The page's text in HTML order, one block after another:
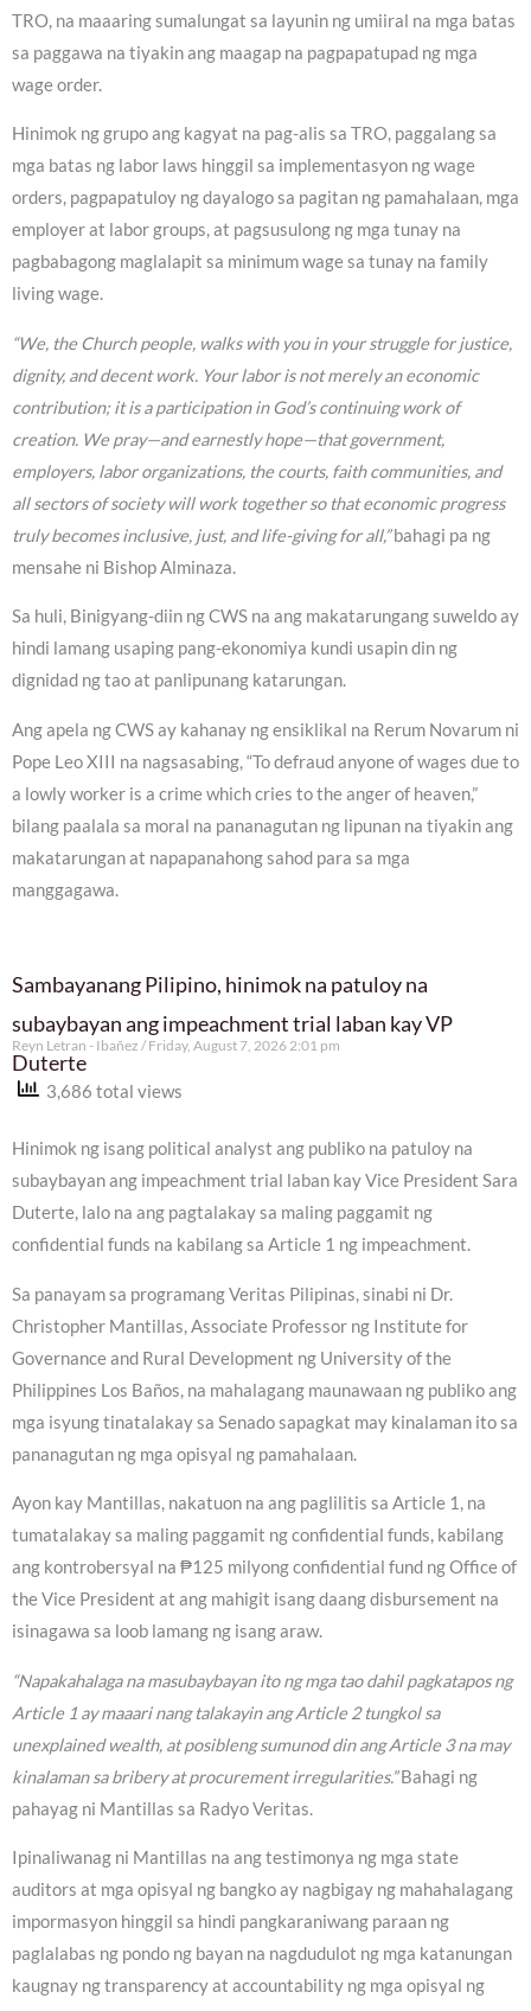
TRO, na maaaring sumalungat sa layunin ng umiiral na mga batas
sa paggawa na tiyakin ang maagap na pagpapatupad ng mga
wage order.
Hinimok ng grupo ang kagyat na pag-alis sa TRO, paggalang sa
mga batas ng labor laws hinggil sa implementasyon ng wage
orders, pagpapatuloy ng dayalogo sa pagitan ng pamahalaan, mga
employer at labor groups, at pagsusulong ng mga tunay na
pagbabagong maglalapit sa minimum wage sa tunay na family
living wage.
“We, the Church people, walks with you in your struggle for justice,
dignity, and decent work. Your labor is not merely an economic
contribution; it is a participation in God’s continuing work of
creation. We pray—and earnestly hope—that government,
employers, labor organizations, the courts, faith communities, and
all sectors of society will work together so that economic progress
truly becomes inclusive, just, and life-giving for all,”bahagi pa ng
mensahe ni Bishop Alminaza.
Sa huli, Binigyang-diin ng CWS na ang makatarungang suweldo ay
hindi lamang usaping pang-ekonomiya kundi usapin din ng
dignidad ng tao at panlipunang katarungan.
Ang apela ng CWS ay kahanay ng ensiklikal na Rerum Novarum ni
Pope Leo XIII na nagsasabing, “To defraud anyone of wages due to
a lowly worker is a crime which cries to the anger of heaven,”
bilang paalala sa moral na pananagutan ng lipunan na tiyakin ang
makatarungan at napapanahong sahod para sa mga
manggagawa.
Sambayanang Pilipino, hinimok na patuloy na
subaybayan ang impeachment trial laban kay VP
Duterte
Reyn Letran - Ibañez Friday, August 7, 2026 2:01 pm
3,686 total views
Hinimok ng isang political analyst ang publiko na patuloy na
subaybayan ang impeachment trial laban kay Vice President Sara
Duterte, lalo na ang pagtalakay sa maling paggamit ng
confidential funds na kabilang sa Article 1 ng impeachment.
Sa panayam sa programang Veritas Pilipinas, sinabi ni Dr.
Christopher Mantillas, Associate Professor ng Institute for
Governance and Rural Development ng University of the
Philippines Los Baños, na mahalagang maunawaan ng publiko ang
mga isyung tinatalakay sa Senado sapagkat may kinalaman ito sa
pananagutan ng mga opisyal ng pamahalaan.
Ayon kay Mantillas, nakatuon na ang paglilitis sa Article 1, na
tumatalakay sa maling paggamit ng confidential funds, kabilang
ang kontrobersyal na ₱125 milyong confidential fund ng Office of
the Vice President at ang mahigit isang daang disbursement na
isinagawa sa loob lamang ng isang araw.
“Napakahalaga na masubaybayan ito ng mga tao dahil pagkatapos ng
Article 1 ay maaari nang talakayin ang Article 2 tungkol sa
unexplained wealth, at posibleng sumunod din ang Article 3 na may
kinalaman sa bribery at procurement irregularities.”Bahagi ng
pahayag ni Mantillas sa Radyo Veritas.
Ipinaliwanag ni Mantillas na ang testimonya ng mga state
auditors at mga opisyal ng bangko ay nagbigay ng mahahalagang
impormasyon hinggil sa hindi pangkaraniwang paraan ng
paglalabas ng pondo ng bayan na nagdudulot ng mga katanungan
kaugnay ng transparency at accountability ng mga opisyal ng